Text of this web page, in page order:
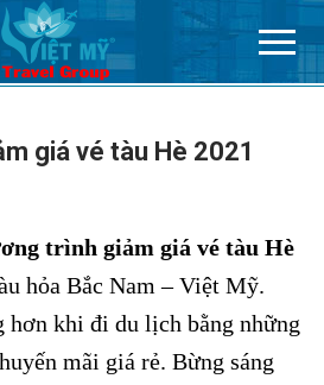
giá vé tàu Hè 2021
trình giảm giá vé tàu Hè
hỏa Bắc Nam – Việt Mỹ.
hơn khi đi du lịch bằng những
mãi giá rẻ. Bừng sáng